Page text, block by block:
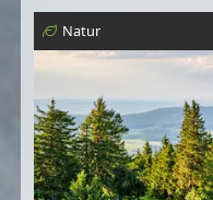
Natur